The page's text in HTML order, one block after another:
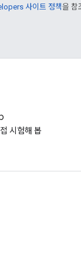
사이트 정책을 참
시험해 봅